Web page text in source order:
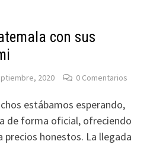
con sus
2020 0 Comentarios
estábamos esperando,
de forma oficial, ofreciendo
honestos. La llegada